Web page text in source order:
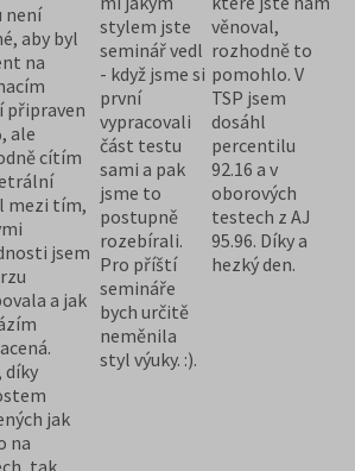
není
aby byl
na
připraven
ale
cítím
mezi tím,
jsem
a jak
díky
jak
na
tak
stylem jste
seminář vedl
- když jsme si
první
vypracovali
část testu
sami a pak
jsme to
postupně
rozebírali.
Pro příští
semináře
bych určitě
neměnila
styl výuky. :).
věnoval,
rozhodně to
pomohlo. V
TSP jsem
dosáhl
percentilu
92.16 a v
oborových
testech z AJ
95.96. Díky a
hezký den.